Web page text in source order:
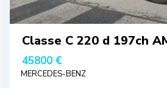
Classe C 220 d 197ch
45800 €
MERCEDES-BENZ